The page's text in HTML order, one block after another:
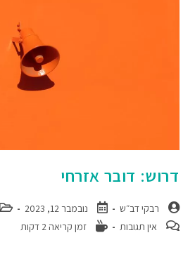
דרוש: דובר אזרחי
רבקי דב״ש נובמבר 12, 2023
אין תגובות
זמן קריאה 2 דקות